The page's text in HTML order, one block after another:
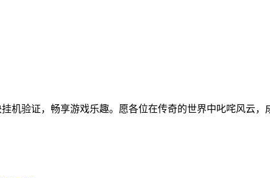
机验证，畅享游戏乐趣。愿各位在传奇的世界中叱咤风云，